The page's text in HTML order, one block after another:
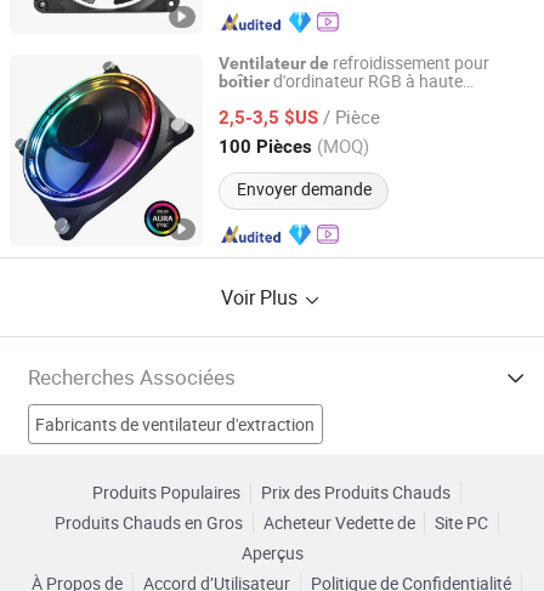
Ventilateurde refroidissement pour
boîtierd'ordinateur RGB à haute
Performance Airflow
2,5-3,5 $US / Pièce
100 Pièces (MOQ)
Envoyer demande
Guangdong Sohoo Technology Co., Ltd.
Guangdong, China Depuis 2008
Voir Plus
Recherches Associées
Fabricants de ventilateur d'extraction
Fabricants de Ventilateur axial
Produits Populaires
Prix des Produits Chauds
Produits Chauds en Gros
Acheteur Vedette de
Site PC
Aperçus
À Propos de
Accord d’Utilisateur Politique de Confidentialité